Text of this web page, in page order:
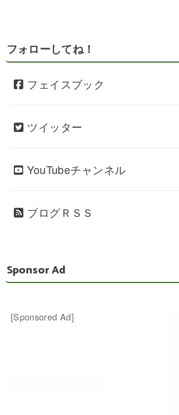
フォローしてね！
フェイスブック
ツイッター
YouTubeチャンネル
ブログＲＳＳ
Sponsor Ad
[Sponsored Ad]